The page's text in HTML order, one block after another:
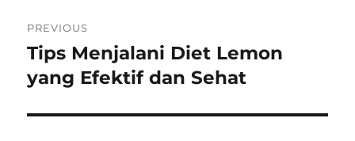
navigation
PREVIOUS
Previous
post:
Tips Menjalani Diet Lemon
yang Efektif dan Sehat